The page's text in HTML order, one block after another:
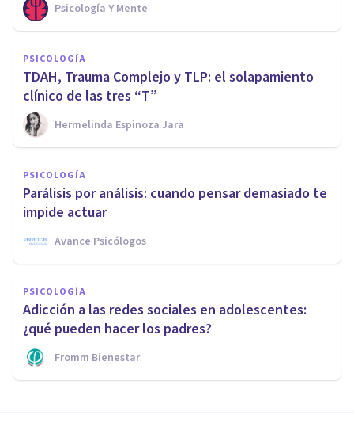
Psicología Y Mente
PSICOLOGÍA
TDAH, Trauma Complejo y TLP: el solapamiento
clínico de las tres “T”
Hermelinda Espinoza Jara
PSICOLOGÍA
Parálisis por análisis: cuando pensar demasiado te
impide actuar
Avance Psicólogos
PSICOLOGÍA
Adicción a las redes sociales en adolescentes:
¿qué pueden hacer los padres?
Fromm Bienestar